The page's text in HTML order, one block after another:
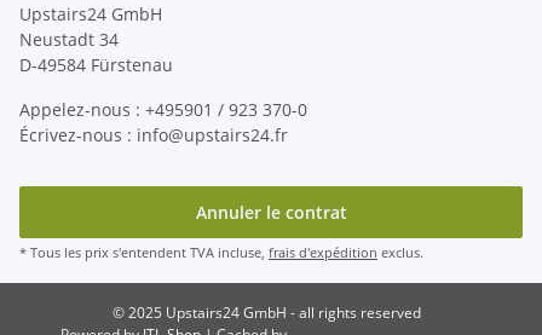
Upstairs24 GmbH
Neustadt 34
D-49584 Fürstenau
Appelez-nous : +495901 / 923 370-0
Écrivez-nous : info@upstairs24.fr
Annuler le contrat
* Tous les prix s'entendent TVA incluse, frais d'expédition exclus.
© 2025 Upstairs24 GmbH - all rights reserved